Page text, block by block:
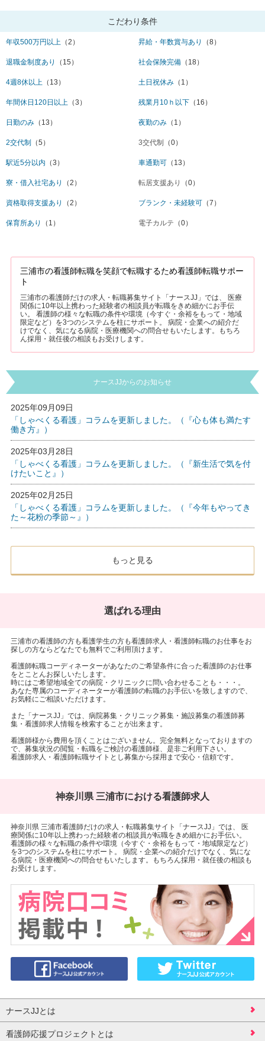
こだわり条件
年収500万円以上 （2） 昇給・年数賞与あり （8）
退職金制度あり （15） 社会保険完備 （18）
4週8休以上 （13） 土日祝休み （1）
年間休日120日以上 （3） 残業月10ｈ以下 （16）
日勤のみ （13） 夜勤のみ （1）
2交代制 （5） 3交代制 （0）
駅近5分以内 （3） 車通勤可 （13）
寮・借入社宅あり （2） 転居支援あり （0）
資格取得支援あり （2） ブランク・未経験可 （7）
保育所あり （1） 電子カルテ （0）
三浦市の看護師転職を笑顔で転職するため看護師転職サポー
ト
三浦市の看護師だけの求人・転職募集サイト「ナースJJ」では、 医療
関係に10年以上携わった経験者の相談員が転職をきめ細かにお手伝
い。 看護師の様々な転職の条件や環境（今すぐ・余裕をもって・地域
限定など）を3つのシステムを柱にサポート。 病院・企業への紹介だ
けでなく、気になる病院・医療機関への問合せもいたします。もちろ
ん採用・就任後の相談もお受けします。
ナースJJからのお知らせ
2025年09月09日
「しゃべくる看護」コラムを更新しました。（『心も体も満たす
働き方』）
2025年03月28日
「しゃべくる看護」コラムを更新しました。（『新生活で気を付
けたいこと』）
2025年02月25日
「しゃべくる看護」コラムを更新しました。（『今年もやってき
た～花粉の季節～』）
もっと見る
選ばれる理由
三浦市の看護師の方も看護学生の方も看護師求人・看護師転職のお仕事をお
探しの方ならどなたでも無料でご利用頂けます。
看護師転職コーディネーターがあなたのご希望条件に合った看護師のお仕事
をとことんお探しいたします。
時にはご希望地域全ての病院・クリニックに問い合わせることも・・・。
あなた専属のコーディネーターが看護師の転職のお手伝いを致しますので、
お気軽にご相談いただけます。
また「ナースJJ」では、病院募集・クリニック募集・施設募集の看護師募
集・看護師求人情報を検索することが出来ます。
看護師様から費用を頂くことはございません。完全無料となっておりますの
で、募集状況の閲覧・転職をご検討の看護師様、是非ご利用下さい。
看護師求人・看護師転職サイトとし募集から採用まで安心・信頼です。
神奈川県 三浦市における看護師求人
神奈川県 三浦市看護師だけの求人・転職募集サイト「ナースJJ」では、 医
療関係に10年以上携わった経験者の相談員が転職をきめ細かにお手伝い。
看護師の様々な転職の条件や環境（今すぐ・余裕をもって・地域限定など）
を3つのシステムを柱にサポート。 病院・企業への紹介だけでなく、気にな
る病院・医療機関への問合せもいたします。もちろん採用・就任後の相談も
お受けします。
ナースJJとは
看護師応援プロジェクトとは